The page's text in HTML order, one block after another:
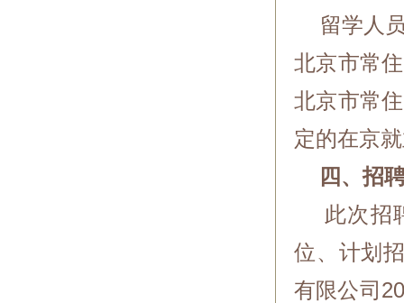
留学人员
北京市常
北京市常
定的在京
四、招
此次招
位、计划
有限公司